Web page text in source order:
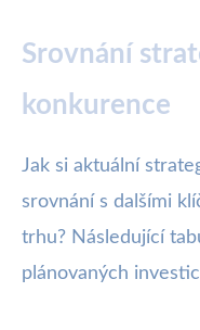
Srovnání
konkurence
Jak si aktuální
srovnání s dalšími
trhu? Následující
plánovaných